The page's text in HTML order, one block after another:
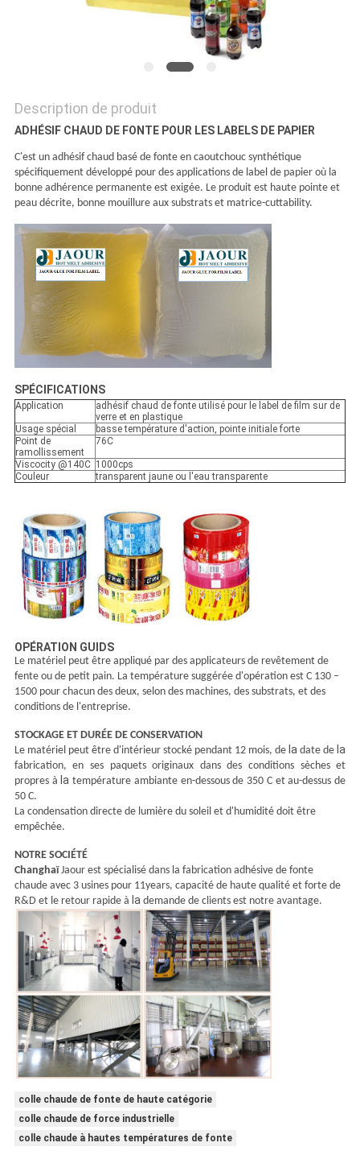
CONFIDENTIALITÉ
Description de produit
ADHÉSIF CHAUD DE FONTE POUR LES LABELS DE PAPIER
C'est un adhésif chaud basé de fonte en caoutchouc synthétique
spécifiquement développé pour des applications de label de papier où la
bonne adhérence permanente est exigée. Le produit est haute pointe et
peau décrite, bonne mouillure aux substrats et matrice-cuttability.
SPÉCIFICATIONS
Application
adhésif chaud de fonte utilisé pour le label de film sur de
verre et en plastique
Usage spécial
basse température d'action, pointe initiale forte
Point de
ramollissement
76C
Viscocity @140C 1000cps
Couleur
transparent jaune ou l'eau transparente
OPÉRATION GUIDS
Le matériel peut être appliqué par des applicateurs de revêtement de
fente ou de petit pain. La température suggérée d'opération est C 130 –
1500 pour chacun des deux, selon des machines, des substrats, et des
conditions de l'entreprise.
STOCKAGE ET DURÉE DE CONSERVATION
Le matériel peut être d'intérieur stocké pendant 12 mois, de ladate de la
fabrication, en ses paquets originaux dans des conditions sèches et
propres à latempérature ambiante en-dessous de 350 C et au-dessus de
50 C.
La condensation directe de lumière du soleil et d'humidité doit être
empêchée.
NOTRE SOCIÉTÉ
ChanghaïJaour est spécialisé dans la fabrication adhésive de fonte
chaude avec 3 usines pour 11years, capacité de haute qualité et forte de
R&D et le retour rapide à la demande de clients est notre avantage.
colle chaude de fonte de haute catégorie
colle chaude de force industrielle
colle chaude à hautes températures de fonte